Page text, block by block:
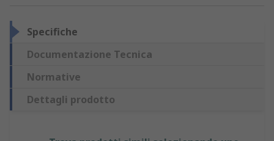
Specifiche
Documentazione Tecnica
Normative
Dettagli prodotto